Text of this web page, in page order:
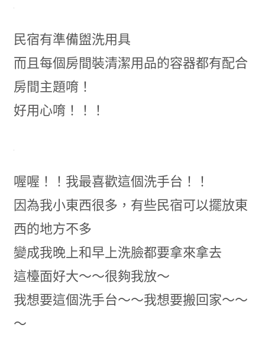
民宿有準備盥洗用具
而且每個房間裝清潔用品的容器都有配合
房間主題唷！
好用心唷！！！
喔喔！！我最喜歡這個洗手台！！
因為我小東西很多，有些民宿可以擺放東
西的地方不多
變成我晚上和早上洗臉都要拿來拿去
這檯面好大～～很夠我放～
我想要這個洗手台～～我想要搬回家～～
～